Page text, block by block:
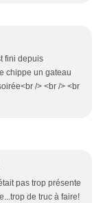
fini depuis
chippe un gateau
/> <br /> <br
pas trop présente
de truc à faire!